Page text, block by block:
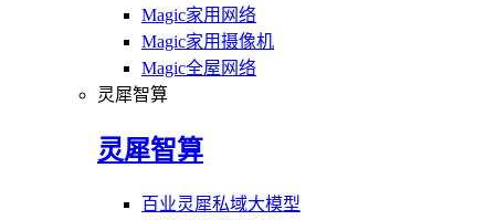
Magic家用网络
Magic家用摄像机
Magic全屋网络
灵犀智算
灵犀智算
百业灵犀私域大模型